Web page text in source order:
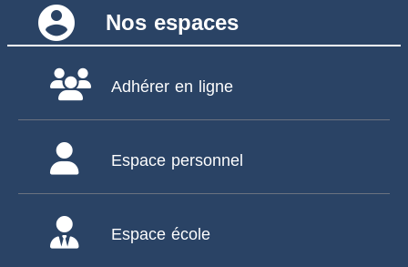
account_circle Nos espaces
Adhérer en ligne
Espace personnel
Espace école